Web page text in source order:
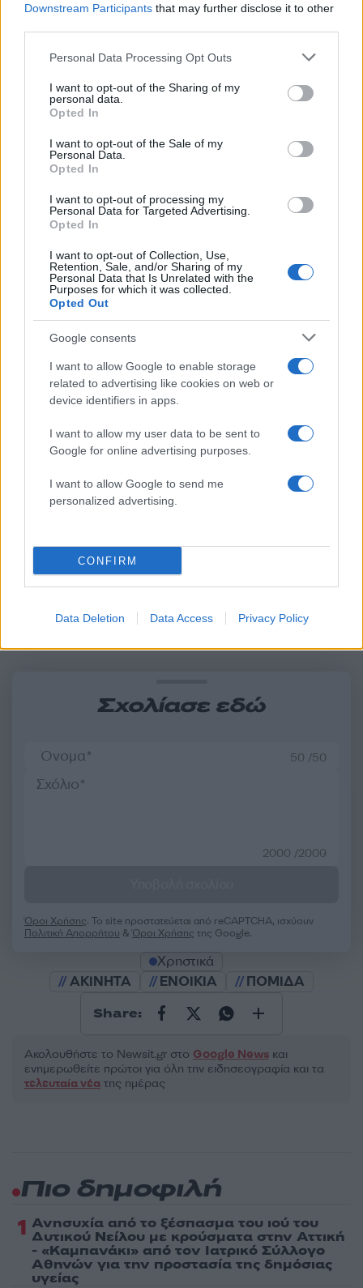
Downstream Participants that may further disclose it to other
Please note that this website/app uses one or more Google
not limited to your visit or usage behaviour. You may click to
grant or deny consent to Google and its third-party tags to
use your data for below specified purposes in below Google
consent section.
Personal Data Processing Opt Outs
I want to opt-out of the Sharing of my
personal data.
Opted In
I want to opt-out of the Sale of my
Personal Data.
Opted In
I want to opt-out of processing my
Personal Data for Targeted Advertising.
Opted In
I want to opt-out of Collection, Use,
Retention, Sale, and/or Sharing of my
Personal Data that Is Unrelated with the
Purposes for which it was collected.
Opted Out
Google consents
I want to allow Google to enable storage
related to advertising like cookies on web or
device identifiers in apps.
I want to allow my user data to be sent to
Google for online advertising purposes.
I want to allow Google to send me
personalized advertising.
CONFIRM
Data Deletion Data Access Privacy Policy
από όποιον είναι ταχύτερος από τους δύο: Από
τον εκμισθωτή ή από την ΑΑΔΕ.
ΔΙΑΦΗΜΙΣΗ
Σχόλια
Σχολίασε εδώ
50 /50
2000 /2000
Όροι Χρήσης. Το site προστατεύεται από reCAPTCHA, ισχύουν
Πολιτική Απορρήτου &Όροι Χρήσης της Google.
Χρηστικά
ΑΚΙΝΗΤΑ
ΕΝΟΙΚΙΑ ΠΟΜΙΔΑ
Share:
Ακολουθήστε το Νewsit.gr στο Google News και
ενημερωθείτε πρώτοι για όλη την ειδησεογραφία και τα
τελευταία νέα της ημέρας
Αν τα χάσατε
Οι 6 όροι «φωτιά» του Ιράν
στις ΗΠΑ για τα Στενά του
πόλεμο είτε σε
διαπραγματεύσεις»
Τραγωδία στην
Πιο δημοφιλή
1 Ανησυχία από το ξέσπασμα του ιού του
Δυτικού Νείλου με κρούσματα στην Αττική
- «Καμπανάκι» από τον Ιατρικό Σύλλογο
Αθηνών για την προστασία της δημόσιας
υγείας